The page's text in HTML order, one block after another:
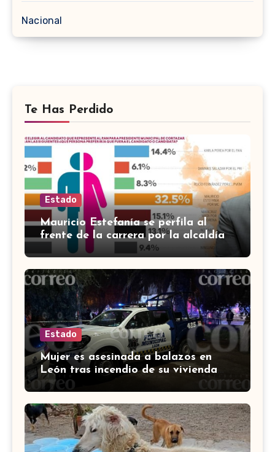
Nacional
Te Has Perdido
Estado
Mauricio Estefanía se perfila al
frente de la carrera por la alcaldía
de Cortazar
Estado
Mujer es asesinada a balazos en
León tras incendio de su vivienda
con bombas molotov